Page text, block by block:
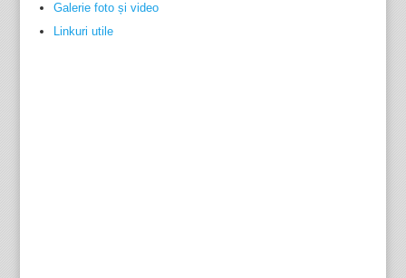
Galerie foto și video
Linkuri utile